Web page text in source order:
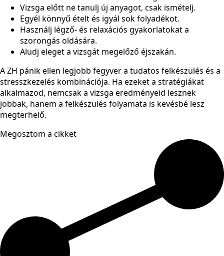
Vizsga előtt ne tanulj új anyagot, csak ismételj.
Egyél könnyű ételt és igyál sok folyadékot.
Használj légző- és relaxációs gyakorlatokat a
szorongás oldására.
Aludj eleget a vizsgát megelőző éjszakán.
A ZH pánik ellen legjobb fegyver a tudatos felkészülés és a
stresszkezelés kombinációja. Ha ezeket a stratégiákat
alkalmazod, nemcsak a vizsga eredményeid lesznek
jobbak, hanem a felkészülés folyamata is kevésbé lesz
megterhelő.
Megosztom a cikket